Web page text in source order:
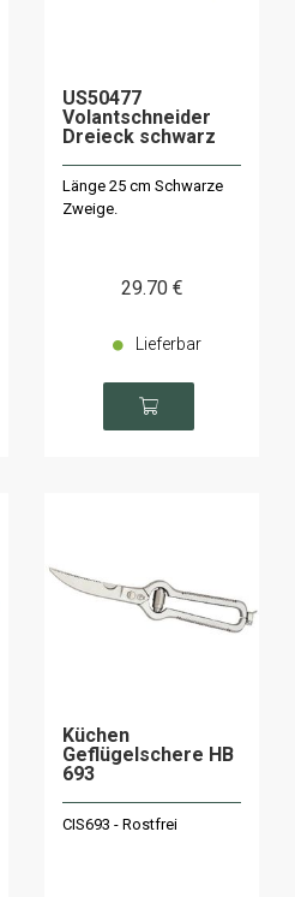
US50477
Volantschneider
Dreieck schwarz
Länge 25 cm Schwarze
Zweige.
29.70 €
Lieferbar
Küchen
Geflügelschere HB
693
CIS693 - Rostfrei